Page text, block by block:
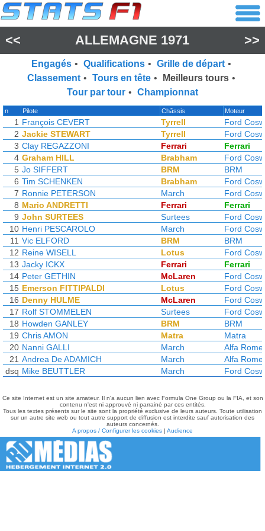
<< ALLEMAGNE 1971 >>
Engagés • Qualifications • Grille de départ •
Classement • Tours en tête • Meilleurs tours •
Tour par tour • Championnat
n Pilote Châssis Moteur
1 François CEVERT Tyrrell
Ford
2 Jackie STEWART Tyrrell
Ford
3 Clay REGAZZONI Ferrari
Ferrari
4 Graham HILL Brabham
Ford
5 Jo SIFFERT BRM
BRM
6 Tim SCHENKEN Brabham
Ford
7 Ronnie PETERSON March
Ford
8 Mario ANDRETTI Ferrari
Ferrari
9 John SURTEES Surtees
Ford
10 Henri PESCAROLO March
Ford
11 Vic ELFORD BRM
BRM
12 Reine WISELL Lotus
Ford
13 Jacky ICKX Ferrari
Ferrari
14 Peter GETHIN McLaren
Ford
15 Emerson FITTIPALDI Lotus
Ford
16 Denny HULME McLaren
Ford
17 Rolf STOMMELEN Surtees
Ford
18 Howden GANLEY BRM
BRM
19 Chris AMON Matra
Matra
20 Nanni GALLI March
Alfa
21 Andrea De ADAMICH March
Alfa
dsq Mike BEUTTLER March Ford
Ce site Internet est un site amateur. Il n'a aucun lien avec Formula One Group ou la FIA, et son
contenu n'est ni approuvé ni parrainé par ces entités.
Tous les textes présents sur le site sont la propriété exclusive de leurs auteurs. Toute utilisation
sur un autre site web ou tout autre support de diffusion est interdite sauf autorisation des
auteurs concernés.
A propos / Configurer les cookies | Audience